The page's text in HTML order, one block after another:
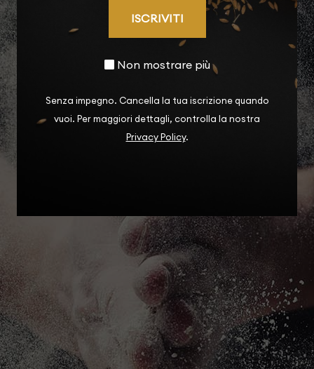
ISCRIVITI
Non mostrare più
Senza impegno. Cancella la tua iscrizione quando
vuoi. Per maggiori dettagli, controlla la nostra
Privacy Policy.